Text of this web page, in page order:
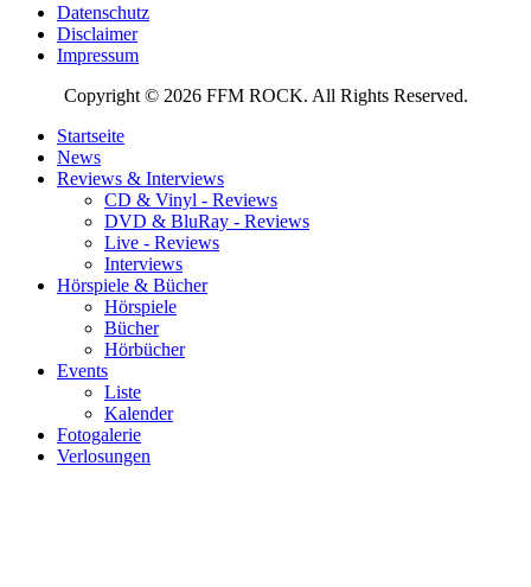
Datenschutz
Disclaimer
Impressum
Copyright © 2026 FFM ROCK. All Rights Reserved.
Startseite
News
Reviews & Interviews
CD & Vinyl - Reviews
DVD & BluRay - Reviews
Live - Reviews
Interviews
Hörspiele & Bücher
Hörspiele
Bücher
Hörbücher
Events
Liste
Kalender
Fotogalerie
Verlosungen